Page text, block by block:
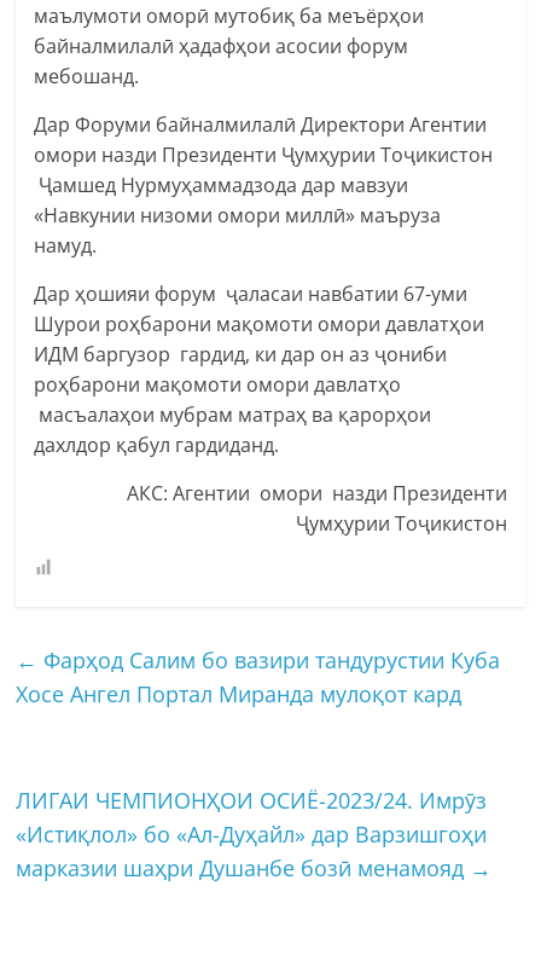
маълумоти оморӣ мутобиқ ба меъёрҳои
байналмилалӣ ҳадафҳои асосии форум
мебошанд.
Дар Форуми байналмилалӣ Директори Агентии
омори назди Президенти Ҷумҳурии Тоҷикистон
Ҷамшед Нурмуҳаммадзода дар мавзуи
«Навкунии низоми омори миллӣ» маъруза
намуд.
Дар ҳошияи форум ҷаласаи навбатии 67-уми
Шурои роҳбарони мақомоти омори давлатҳои
ИДМ баргузор гардид, ки дар он аз ҷониби
роҳбарони мақомоти омори давлатҳо
масъалаҳои мубрам матраҳ ва қарорҳои
дахлдор қабул гардиданд.
АКС: Агентии омори назди Президенти
Ҷумҳурии Тоҷикистон
← Фарҳод Салим бо вазири тандурустии Куба
Хосе Ангел Портал Миранда мулоқот кард
ЛИГАИ ЧЕМПИОНҲОИ ОСИЁ-2023/24. Имрӯз
«Истиқлол» бо «Ал-Дуҳайл» дар Варзишгоҳи
марказии шаҳри Душанбе бозӣ менамояд →